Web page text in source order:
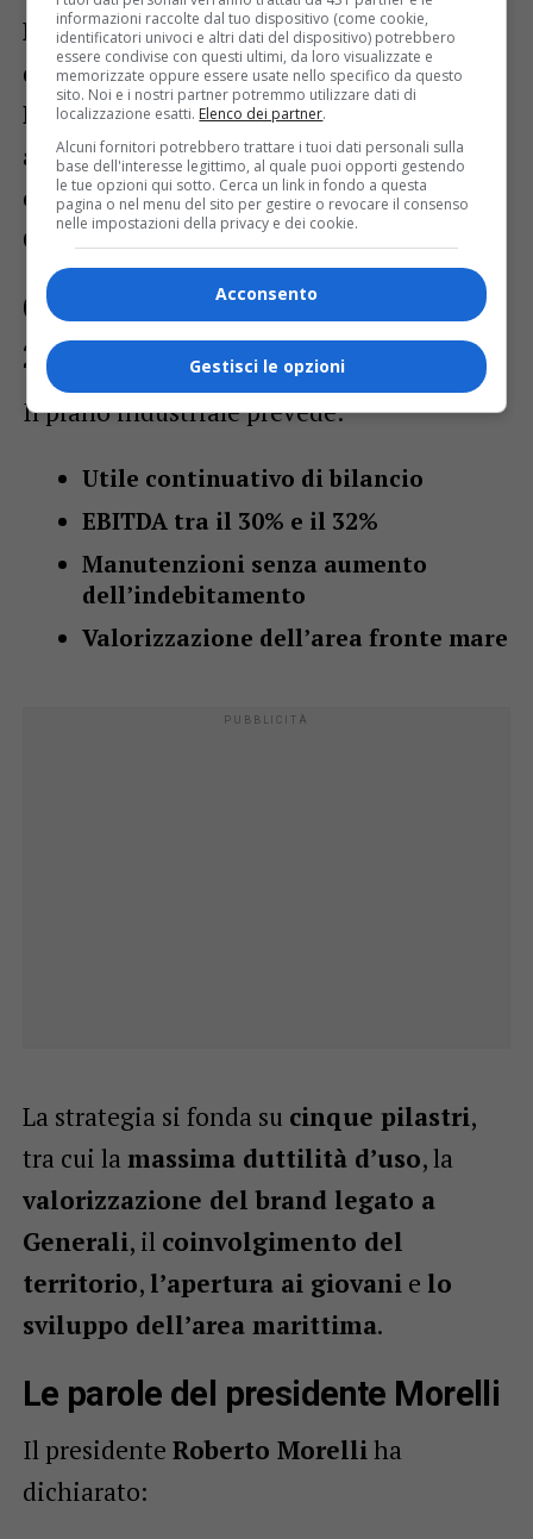
Expo,Sea Summit – Barcolana,Fiera
delle ProfessionieConferenza delle
Regioni Italiane – Selecting Italy
apertura d’anno, già grande successo per
eventi comeParole_OstilieOlio
Capitale.
Obiettivi strategici per il triennio
2025–2027
Il piano industriale prevede:
Utile continuativo di bilancio
EBITDA tra il 30% e il 32%
Manutenzioni senza aumento
dell’indebitamento
Valorizzazione dell’area fronte mare
La strategia si fonda su cinque pilastri,
tra cui la massima duttilità d’uso, la
valorizzazione del brand legato a
Generali, il coinvolgimento del
territorio, l’apertura ai giovanie lo
sviluppo dell’area marittima.
Le parole del presidente Morelli
Il presidente Roberto Morelliha
dichiarato:
informazioni raccolte dal tuo dispositivo (come cookie,
identificatori univoci e altri dati del dispositivo) potrebbero
essere condivise con questi ultimi, da loro visualizzate e
memorizzate oppure essere usate nello specifico da questo
sito. Noi e i nostri partner potremmo utilizzare dati di
localizzazione esatti. Elenco dei partner.
Alcuni fornitori potrebbero trattare i tuoi dati personali sulla
base dell'interesse legittimo, al quale puoi opporti gestendo
le tue opzioni qui sotto. Cerca un link in fondo a questa
pagina o nel menu del sito per gestire o revocare il consenso
nelle impostazioni della privacy e dei cookie.
Acconsento
Gestisci le opzioni